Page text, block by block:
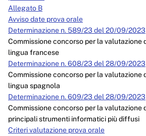
Allegato B
Avviso date prova orale
Determinazione n. 589/23 del 20/09/2023
Commissione concorso per la valutazione
lingua francese
Determinazione n. 608/23 del 28/09/2023
Commissione concorso per la valutazione
lingua spagnola
Determinazione n. 609/23 del 28/09/2023
Commissione concorso per la valutazione
principali strumenti informatici più diffusi
Criteri valutazione prova orale